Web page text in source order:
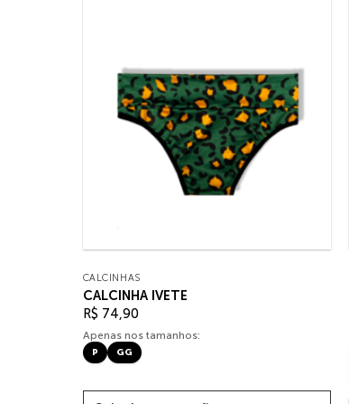
CALCINHAS
CALCINHA IVETE
R$ 74,90
Apenas nos tamanhos:
P GG